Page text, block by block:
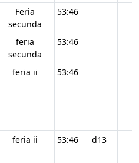
Feria
secunda
53:46
feria
secunda
53:46
feria ii 53:46
feria ii 53:46 d13